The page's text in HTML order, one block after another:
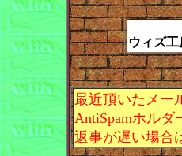
ウィズ
最近頂いたメー
AntiSpamホル
返事が遅い場合